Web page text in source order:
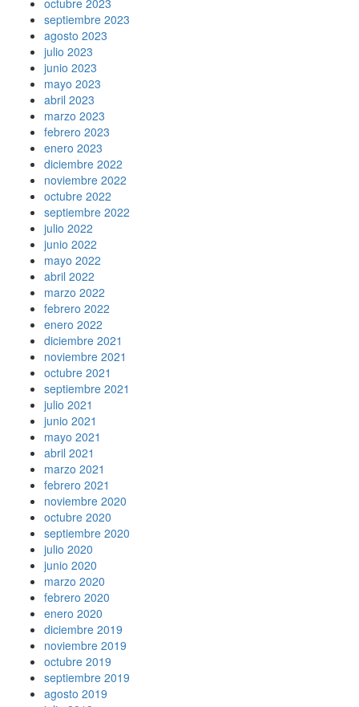
octubre 2023
septiembre 2023
agosto 2023
julio 2023
junio 2023
mayo 2023
abril 2023
marzo 2023
febrero 2023
enero 2023
diciembre 2022
noviembre 2022
octubre 2022
septiembre 2022
julio 2022
junio 2022
mayo 2022
abril 2022
marzo 2022
febrero 2022
enero 2022
diciembre 2021
noviembre 2021
octubre 2021
septiembre 2021
julio 2021
junio 2021
mayo 2021
abril 2021
marzo 2021
febrero 2021
noviembre 2020
octubre 2020
septiembre 2020
julio 2020
junio 2020
marzo 2020
febrero 2020
enero 2020
diciembre 2019
noviembre 2019
octubre 2019
septiembre 2019
agosto 2019